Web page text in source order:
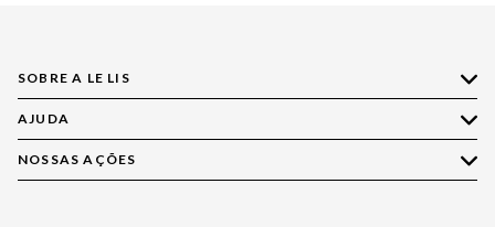
SOBRE A LE LIS
Quem Somos
Nossas Lojas
AJUDA
Compre pelo WhatsApp
NOSSAS AÇÕES